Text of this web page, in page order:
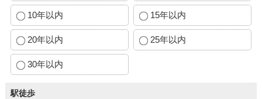
10年以内 15年以内
20年以内 25年以内
30年以内
駅徒歩